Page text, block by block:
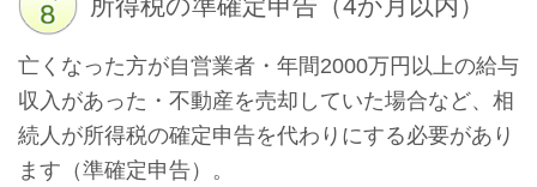
所得税の準確定申告（4か月以内）
亡くなった方が自営業者・年間2000万円以上の給与
収入があった・不動産を売却していた場合など、相
続人が所得税の確定申告を代わりにする必要があり
ます（準確定申告）。